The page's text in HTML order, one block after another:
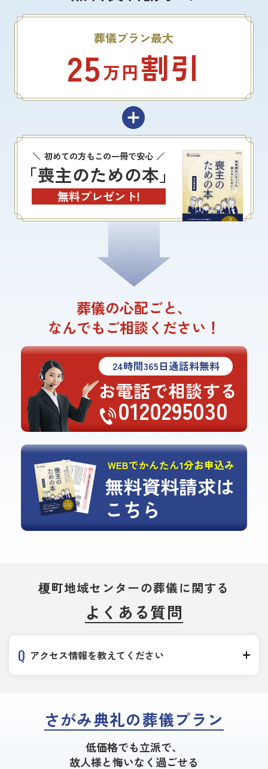
葬儀プラン最大
25万円割引
初めての方もこの一冊で安心
「喪主のための本」
無料プレゼント!
葬儀の心配ごと、
なんでもご相談ください！
24時間365日通話料無料
お電話で相談する
0120295030
WEBでかんたん1分お申込み
無料資料請求は
こちら
榎町地域センターの葬儀に関する
よくある質問
アクセス情報を教えてください
さがみ典礼の葬儀プラン
低価格でも立派で、
故人様と悔いなく過ごせる